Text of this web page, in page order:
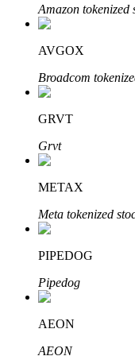
Блокировки BTR
Эксклюзивные
Amazon tokenized
AVGOX
Broadcom
GRVT
Grvt
METAX
Meta tokenized
PIPEDOG
Pipedog
AEON
AEON